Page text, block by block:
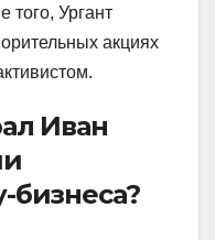
того, Ургант
акциях
Иван
бизнеса?